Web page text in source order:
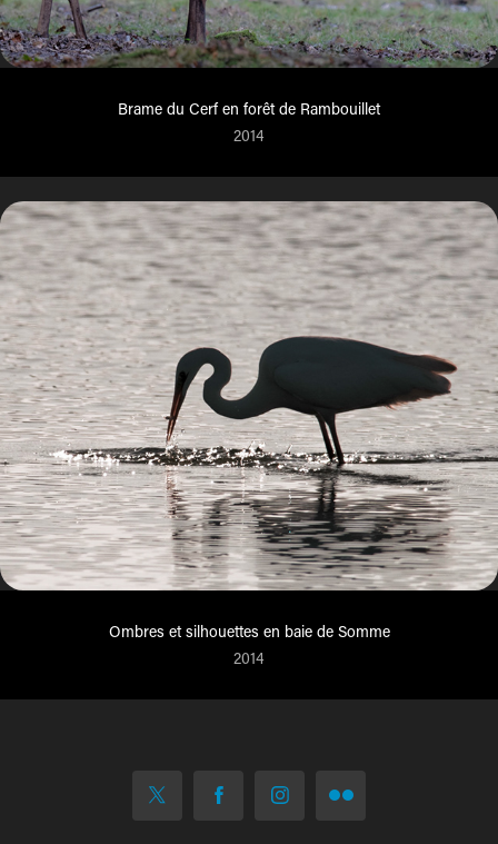
Brame du Cerf en forêt de Rambouillet
2014
Ombres et silhouettes en baie de Somme
2014